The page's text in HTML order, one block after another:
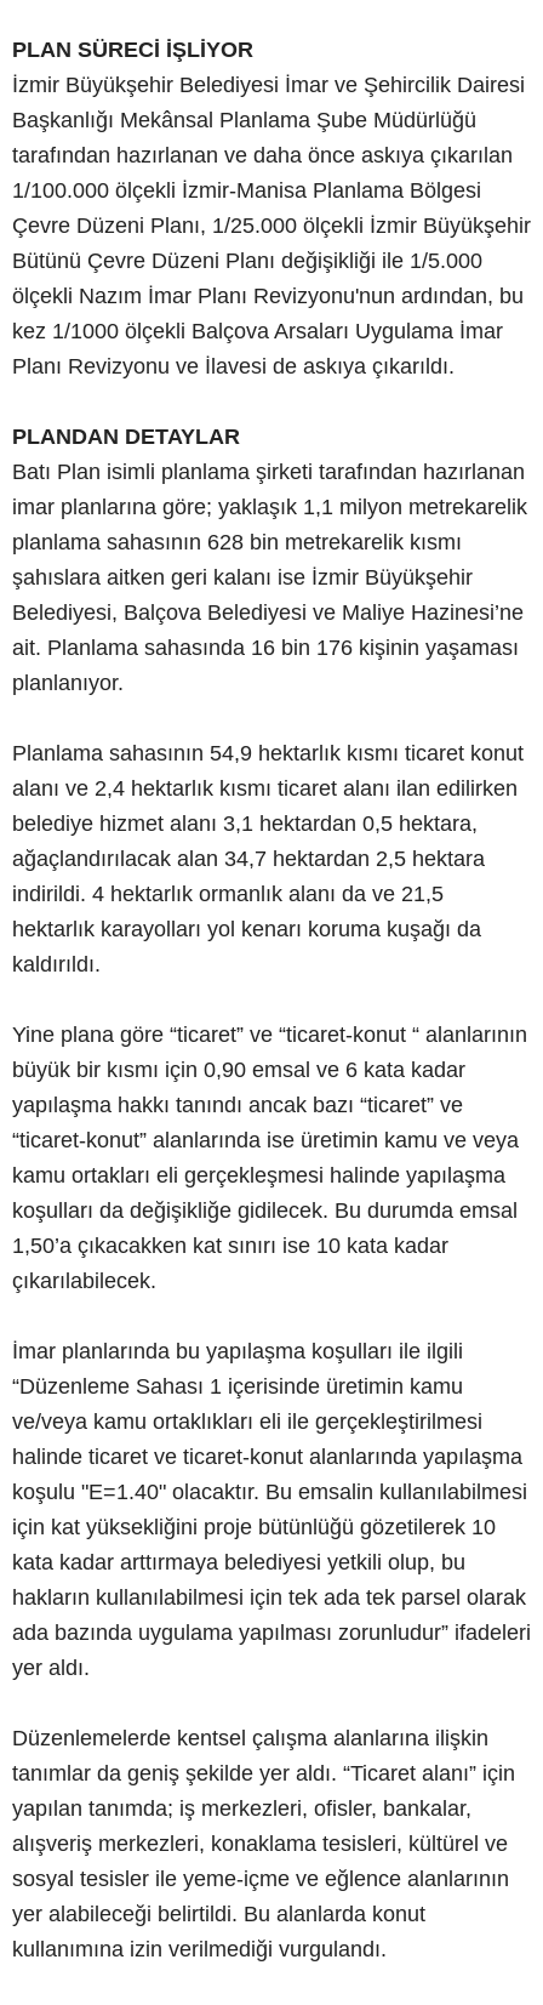
PLAN SÜRECİ İŞLİYOR
İzmir Büyükşehir Belediyesi İmar ve Şehircilik Dairesi
Başkanlığı Mekânsal Planlama Şube Müdürlüğü
tarafından hazırlanan ve daha önce askıya çıkarılan
1/100.000 ölçekli İzmir-Manisa Planlama Bölgesi
Çevre Düzeni Planı, 1/25.000 ölçekli İzmir Büyükşehir
Bütünü Çevre Düzeni Planı değişikliği ile 1/5.000
ölçekli Nazım İmar Planı Revizyonu'nun ardından, bu
kez 1/1000 ölçekli Balçova Arsaları Uygulama İmar
Planı Revizyonu ve İlavesi de askıya çıkarıldı.
PLANDAN DETAYLAR
Batı Plan isimli planlama şirketi tarafından hazırlanan
imar planlarına göre; yaklaşık 1,1 milyon metrekarelik
planlama sahasının 628 bin metrekarelik kısmı
şahıslara aitken geri kalanı ise İzmir Büyükşehir
Belediyesi, Balçova Belediyesi ve Maliye Hazinesi’ne
ait. Planlama sahasında 16 bin 176 kişinin yaşaması
planlanıyor.
Planlama sahasının 54,9 hektarlık kısmı ticaret konut
alanı ve 2,4 hektarlık kısmı ticaret alanı ilan edilirken
belediye hizmet alanı 3,1 hektardan 0,5 hektara,
ağaçlandırılacak alan 34,7 hektardan 2,5 hektara
indirildi. 4 hektarlık ormanlık alanı da ve 21,5
hektarlık karayolları yol kenarı koruma kuşağı da
kaldırıldı.
Yine plana göre “ticaret” ve “ticaret-konut “ alanlarının
büyük bir kısmı için 0,90 emsal ve 6 kata kadar
yapılaşma hakkı tanındı ancak bazı “ticaret” ve
“ticaret-konut” alanlarında ise üretimin kamu ve veya
kamu ortakları eli gerçekleşmesi halinde yapılaşma
koşulları da değişikliğe gidilecek. Bu durumda emsal
1,50’a çıkacakken kat sınırı ise 10 kata kadar
çıkarılabilecek.
İmar planlarında bu yapılaşma koşulları ile ilgili
“Düzenleme Sahası 1 içerisinde üretimin kamu
ve/veya kamu ortaklıkları eli ile gerçekleştirilmesi
halinde ticaret ve ticaret-konut alanlarında yapılaşma
koşulu "E=1.40" olacaktır. Bu emsalin kullanılabilmesi
için kat yüksekliğini proje bütünlüğü gözetilerek 10
kata kadar arttırmaya belediyesi yetkili olup, bu
hakların kullanılabilmesi için tek ada tek parsel olarak
ada bazında uygulama yapılması zorunludur” ifadeleri
yer aldı.
Düzenlemelerde kentsel çalışma alanlarına ilişkin
tanımlar da geniş şekilde yer aldı. “Ticaret alanı” için
yapılan tanımda; iş merkezleri, ofisler, bankalar,
alışveriş merkezleri, konaklama tesisleri, kültürel ve
sosyal tesisler ile yeme-içme ve eğlence alanlarının
yer alabileceği belirtildi. Bu alanlarda konut
kullanımına izin verilmediği vurgulandı.